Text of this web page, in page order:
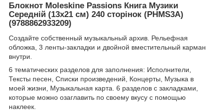
Блокнот Moleskine Passions Книга Музики
Середній (13х21 см) 240 сторінок (PHMS3A)
(9788862933209)
Создайте собственный музыкальный архив. Рельефная
обложка, 3 ленты-закладки и двойной вместительный карман
внутри.
6 тематических разделов для заполнения: Исполнители,
Тексты песен, Списки произведений, Концерты, Музыка в
моей жизни, Музыкальная карта. 6 разделов с закладками,
которые можно озаглавить по своему вкусу с помощью
наклеек.